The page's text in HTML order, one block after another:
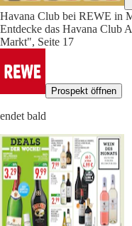
Havana Club bei REWE in
Entdecke das Havana Club
Markt", Seite 17
Prospekt öffnen
endet bald